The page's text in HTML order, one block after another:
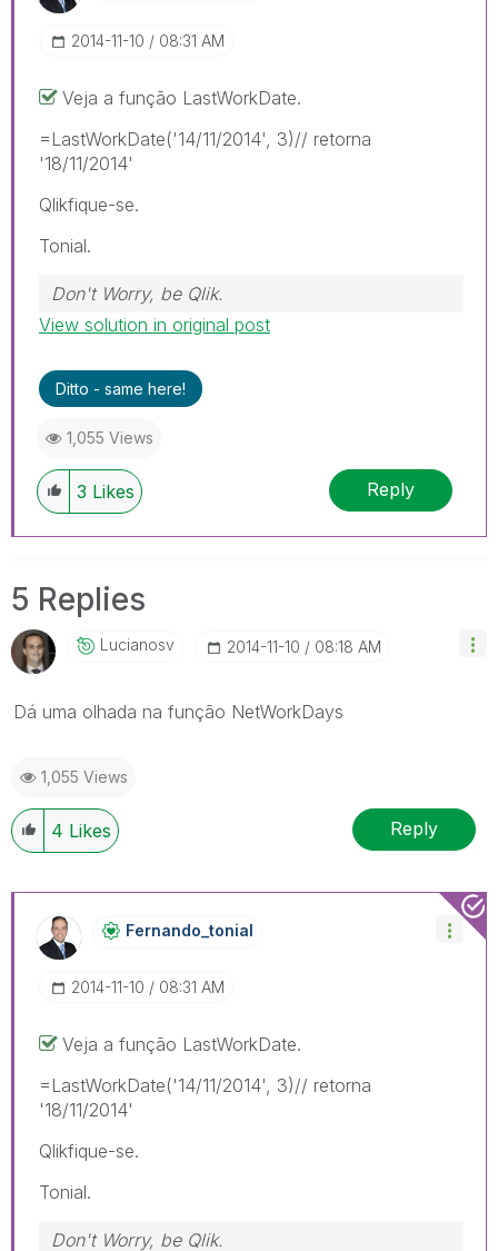
‎2014-11-10 08:31 AM
Veja a função LastWorkDate.
=LastWorkDate('14/11/2014', 3)// retorna
'18/11/2014'
Qlikfique-se.
Tonial.
Don't Worry, be Qlik.
View solution in original post
Ditto - same here!
1,055 Views
3 Likes Reply
5 Replies
Lucianosv ‎2014-11-10 08:18 AM
Dá uma olhada na função NetWorkDays
1,055 Views
4 Likes Reply
Fernando_tonial
‎2014-11-10 08:31 AM
Veja a função LastWorkDate.
=LastWorkDate('14/11/2014', 3)// retorna
'18/11/2014'
Qlikfique-se.
Tonial.
Don't Worry, be Qlik.